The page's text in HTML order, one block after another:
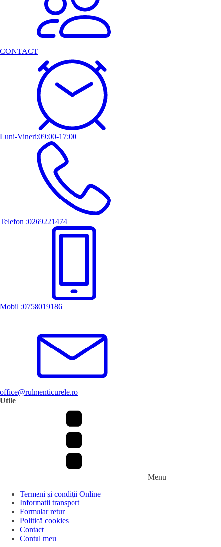
CONTACT
Luni-Vineri:09:00-17:00
Telefon :0269221474
Mobil :0758019186
office@rulmenticurele.ro
Utile
Menu
Termeni și condiții Online
Informatii transport
Formular retur
Politică cookies
Contact
Contul meu